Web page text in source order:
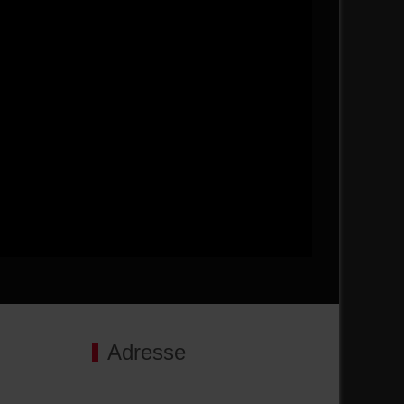
Adresse